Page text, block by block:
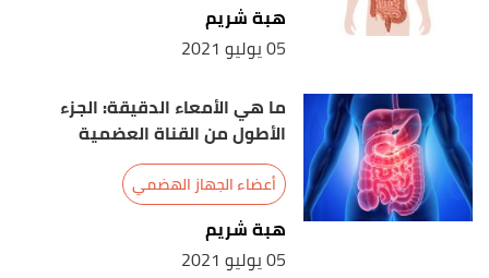
هبة شريم
05 يوليو 2021
ما هي الأمعاء الدقيقة: الجزء
الأطول من القناة العضمية
أعضاء الجهاز الهضمي
هبة شريم
05 يوليو 2021